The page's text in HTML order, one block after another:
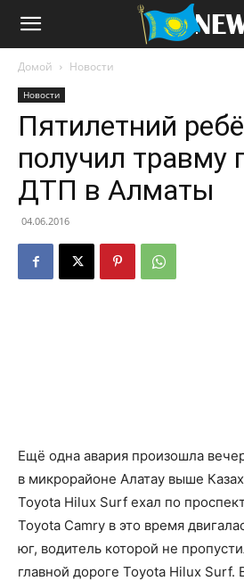
Домой Новости
Новости
Пятилетний
получил травму
ДТП в Алматы
04.06.2016
Ещё одна авария произошла
в микрорайоне Алатау выше
Toyota Hilux Surf ехал по
Toyota Camry в это время
юг, водитель которой не
главной дороге Toyota Hilux Surf.